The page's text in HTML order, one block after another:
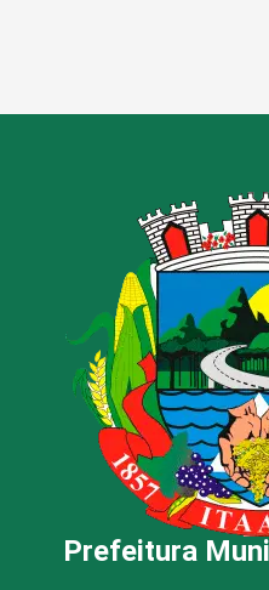
Prefeitura